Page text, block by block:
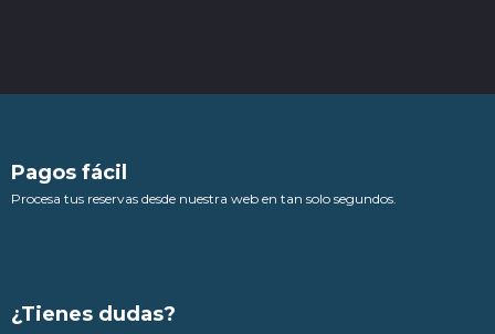
Pagos fácil
Procesa tus reservas desde nuestra web en tan solo segundos.
¿Tienes dudas?